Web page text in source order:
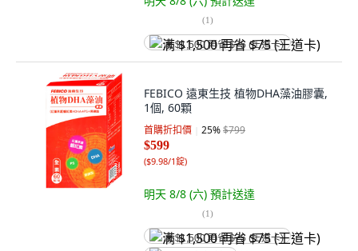
(1)
满 $1,500 再省 $75 (王道卡)
FEBICO 遠東生技 植物DHA藻油膠囊,
1個, 60顆
首購折扣價 25%$799
$599
($9.98/1錠)
明天 8/8 (六) 預計送達
(1)
满 $1,500 再省 $75 (王道卡)